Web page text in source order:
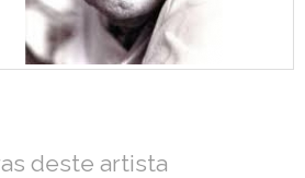
deste artista